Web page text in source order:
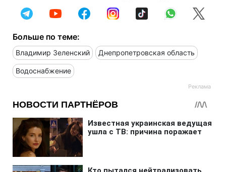
Больше по теме:
Владимир Зеленский Днепропетровская область
Водоснабжение